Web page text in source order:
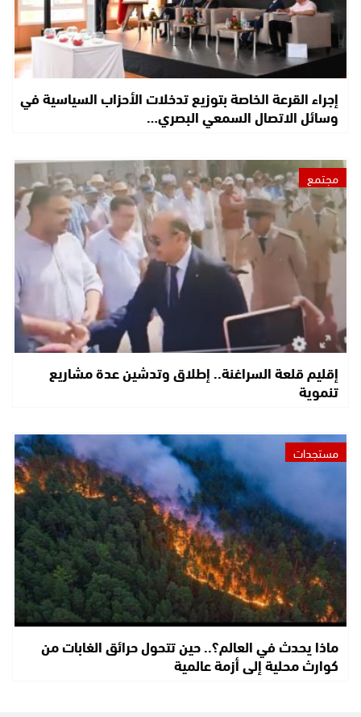
إجراء القرعة الخاصة بتوزيع تدخلات الأحزاب السياسية في
وسائل الاتصال السمعي البصري…
مجتمع
إقليم قلعة السراغنة.. إطلاق وتدشين عدة مشاريع
تنموية
مستجدات
ماذا يحدث في العالم؟.. حين تتحول حرائق الغابات من
كوارث محلية إلى أزمة عالمية